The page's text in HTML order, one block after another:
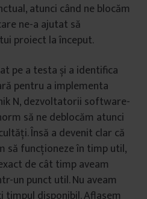
atunci când ne blocăm
ne-a ajutat să
proiect la început.
pe a testa și a identifica
pentru a implementa
N, dezvoltatorii software-
să ne deblocăm atunci
Însă a devenit clar că
să funcționeze în timp util,
de cât timp aveam
un punct util. Nu aveam